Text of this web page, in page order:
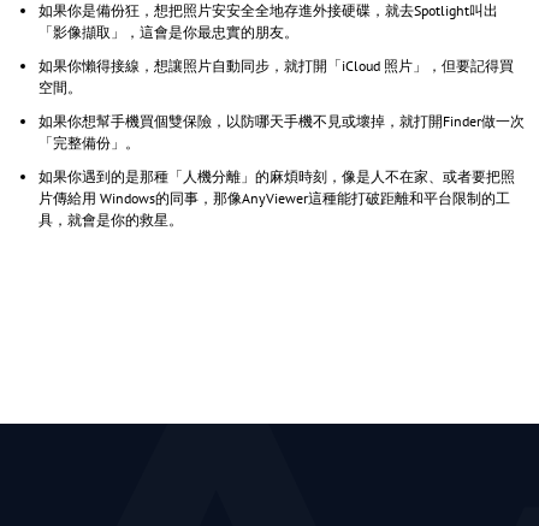
如果你是備份狂，想把照片安安全全地存進外接硬碟，就去Spotlight叫出
「影像擷取」，這會是你最忠實的朋友。
如果你懶得接線，想讓照片自動同步，就打開「iCloud 照片」，但要記得買
空間。
如果你想幫手機買個雙保險，以防哪天手機不見或壞掉，就打開Finder做一次
「完整備份」。
如果你遇到的是那種「人機分離」的麻煩時刻，像是人不在家、或者要把照
片傳給用 Windows的同事，那像AnyViewer這種能打破距離和平台限制的工
具，就會是你的救星。